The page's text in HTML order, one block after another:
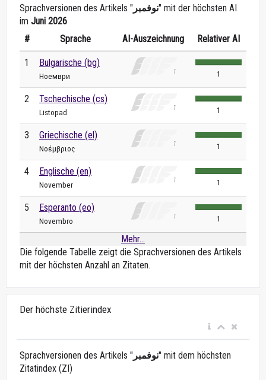
Sprachversionen des Artikels " نوفمبر" mit der höchsten AI
im Juni 2026
#
Sprache AI-Auszeichnung Relativer AI
1 Bulgarische (bg)
Ноември 1
2 Tschechische (cs)
Listopad 1
3 Griechische (el)
Νοέμβριος 1
4 Englische (en)
November 1
5 Esperanto (eo)
Novembro 1
Mehr...
Die folgende Tabelle zeigt die Sprachversionen des Artikels
mit der höchsten Anzahl an Zitaten.
Der höchste Zitierindex
Sprachversionen des Artikels " نوفمبر" mit dem höchsten
Zitatindex (ZI)